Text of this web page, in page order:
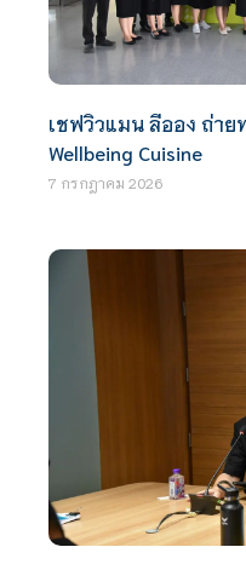
เชฟวิวแมน ลีออง ถ่า
Wellbeing Cuisine
7 กรกฎาคม 2026